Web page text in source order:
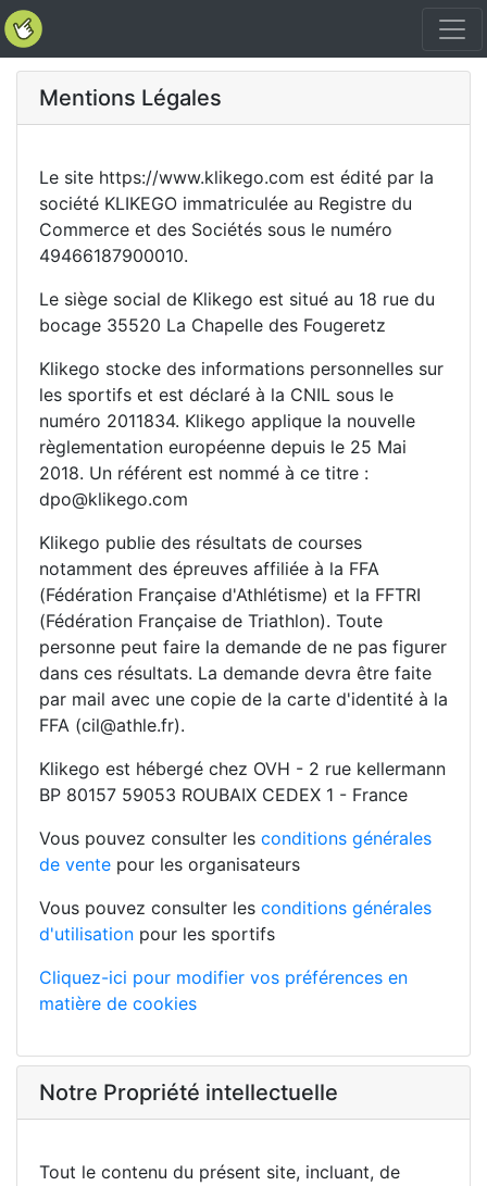
Mentions Légales
Le site https://www.klikego.com est édité par la
société KLIKEGO immatriculée au Registre du
Commerce et des Sociétés sous le numéro
49466187900010.
Le siège social de Klikego est situé au 18 rue du
bocage 35520 La Chapelle des Fougeretz
Klikego stocke des informations personnelles sur
les sportifs et est déclaré à la CNIL sous le
numéro 2011834. Klikego applique la nouvelle
règlementation européenne depuis le 25 Mai
2018. Un référent est nommé à ce titre :
dpo@klikego.com
Klikego publie des résultats de courses
notamment des épreuves affiliée à la FFA
(Fédération Française d'Athlétisme) et la FFTRI
(Fédération Française de Triathlon). Toute
personne peut faire la demande de ne pas figurer
dans ces résultats. La demande devra être faite
par mail avec une copie de la carte d'identité à la
FFA (cil@athle.fr).
Klikego est hébergé chez OVH - 2 rue kellermann
BP 80157 59053 ROUBAIX CEDEX 1 - France
Vous pouvez consulter les conditions générales
de vente pour les organisateurs
Vous pouvez consulter les conditions générales
d'utilisation pour les sportifs
Cliquez-ici pour modifier vos préférences en
matière de cookies
Notre Propriété intellectuelle
Tout le contenu du présent site, incluant, de